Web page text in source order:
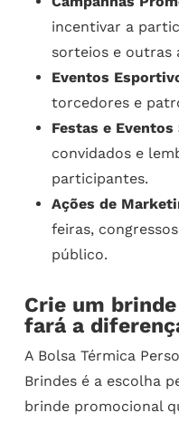
incentivar a
sorteios e outras
Eventos
torcedores e
Festas e Eventos
convidados e
participantes.
Ações de
feiras,
público.
Crie um
fará a
A Bolsa Térmica
Brindes é a escolha
brinde promocional